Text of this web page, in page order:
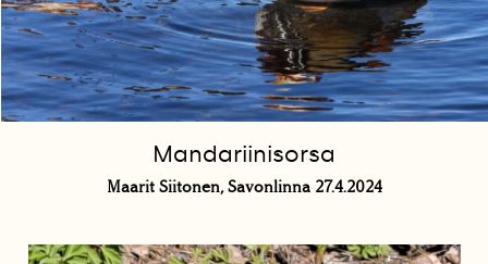
Mandariinisorsa
Maarit Siitonen, Savonlinna 27.4.2024